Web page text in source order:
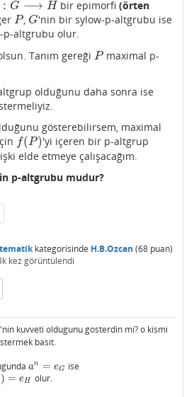
: G ⟶ H
⟶ H bir epimorfi (örten
P
P , G
G 'nin bir sylow-p-altgrubu ise
p-altgrubu olur.
Tanım gereği P
P maximal p-
olduğunu daha sonra ise
gösterebilirsem, maximal
f(P)
f(P)
'yi içeren bir p-altgrup
elde etmeye çalışacağım.
p-altgrubu mudur?
kategorisinde H.B.Ozcan (68 puan)
kez görüntülendi
'nin kuvveti oldugunu gosterdin mi? o kismi
basit.
an = eG
an =eG ise
) = eH olur.